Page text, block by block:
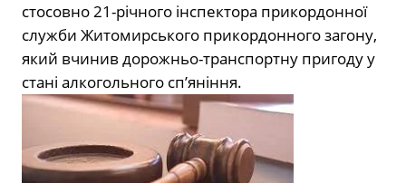
стосовно 21-річного інспектора прикордонної
служби Житомирського прикордонного загону,
який вчинив дорожньо-транспортну пригоду у
стані алкогольного сп’яніння.